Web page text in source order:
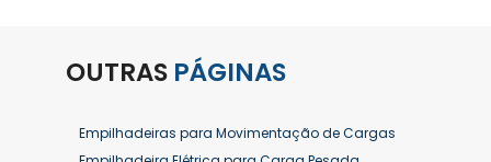
OUTRAS PÁGINAS
Empilhadeiras para Movimentação de Cargas